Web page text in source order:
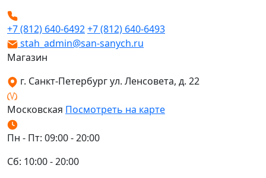
+7 (812) 640-6492+7 (812) 640-6493
stah_admin@san-sanych.ru
Магазин
г. Санкт-Петербург ул. Ленсовета, д. 22
Московская Посмотреть на карте
Пн - Пт: 09:00 - 20:00
Сб: 10:00 - 20:00